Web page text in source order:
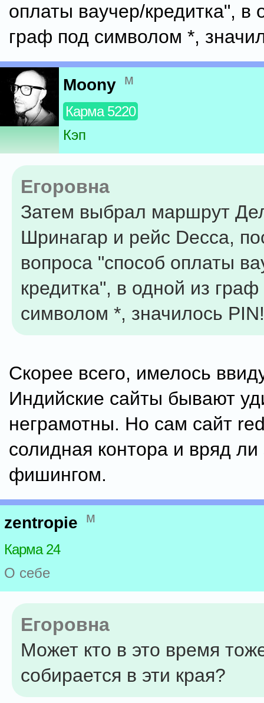
оплаты ваучер/кредитка", в
граф под символом *,
Moony м
Карма 5220
Кэп
Егоровна
Затем выбрал маршрут
Шринагар и рейс Decca,
вопроса "способ оплаты
кредитка", в одной из граф
символом *, значилось
Скорее всего, имелось
Индийские сайты бывают
неграмотны. Но сам сайт
солидная контора и вряд ли
фишингом.
zentropie м
Карма 24
О себе
Егоровна
Может кто в это время
собирается в эти края?